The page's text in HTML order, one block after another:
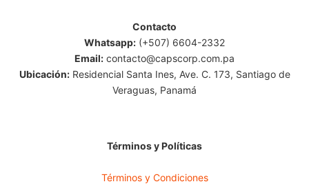
Contacto
Whatsapp: (+507) 6604-2332
Email: contacto@capscorp.com.pa
Ubicación:Residencial Santa Ines, Ave. C. 173, Santiago de
Veraguas, Panamá
Términos y Políticas
Términos y Condiciones